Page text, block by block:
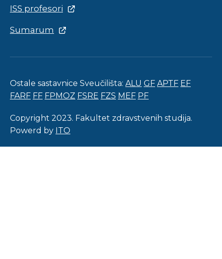
ISS profesori
Sumarum
Ostale sastavnice Sveučilišta: ALU GF APTF EF
FARF FF FPMOZ FSRE FZS MEF PF
Copyright 2023. Fakultet zdravstvenih studija.
Powerd by ITO